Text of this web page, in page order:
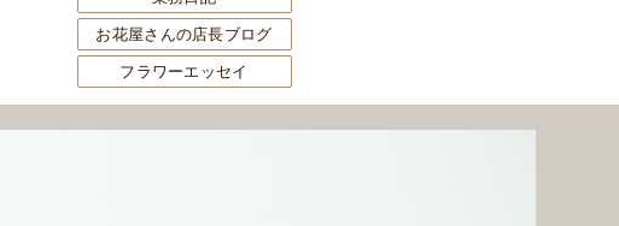
お花屋さんの店長ブログ
フラワーエッセイ